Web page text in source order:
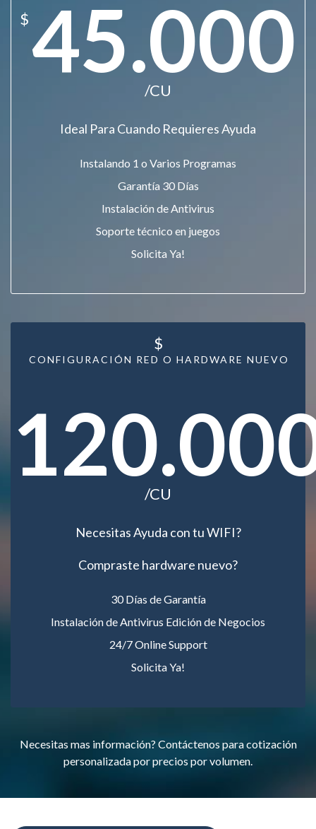
$45.000
/CU
Ideal Para Cuando Requieres Ayuda
Instalando 1 o Varios Programas
Garantía 30 Días
Instalación de Antivirus
Soporte técnico en juegos
Solicita Ya!
CONFIGURACIÓN RED O HARDWARE NUEVO
$
/CU
Necesitas Ayuda con tu WIFI?
Compraste hardware nuevo?
30 Días de Garantía
Instalación de Antivirus Edición de Negocios
24/7 Online Support
Solicita Ya!
Necesitas mas información? Contáctenos para cotización
personalizada por precios por volumen.